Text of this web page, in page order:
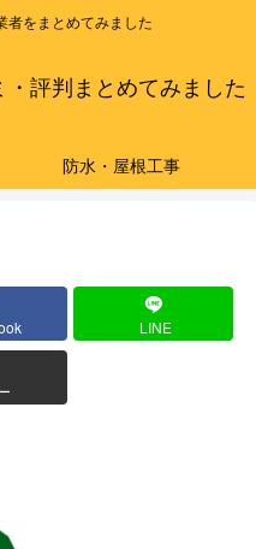
者をまとめてみました
評判まとめてみました
防水・屋根工事
LINE